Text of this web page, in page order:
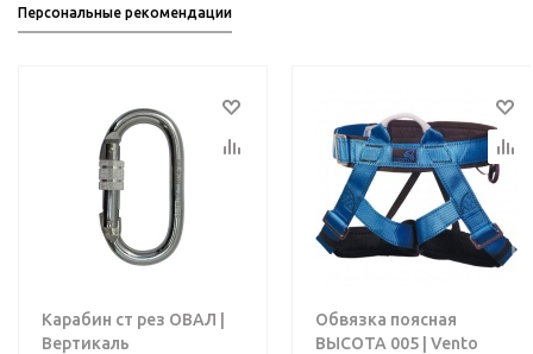
Персональные рекомендации
Карабин ст рез ОВАЛ |
Вертикаль
Обвязка поясная
ВЫСОТА 005 | Vento